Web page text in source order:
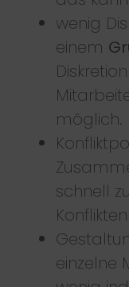
wenig
einem
möglich.
schnell
einzelne